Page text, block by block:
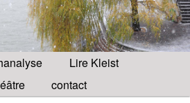
Lire Kleist
contact